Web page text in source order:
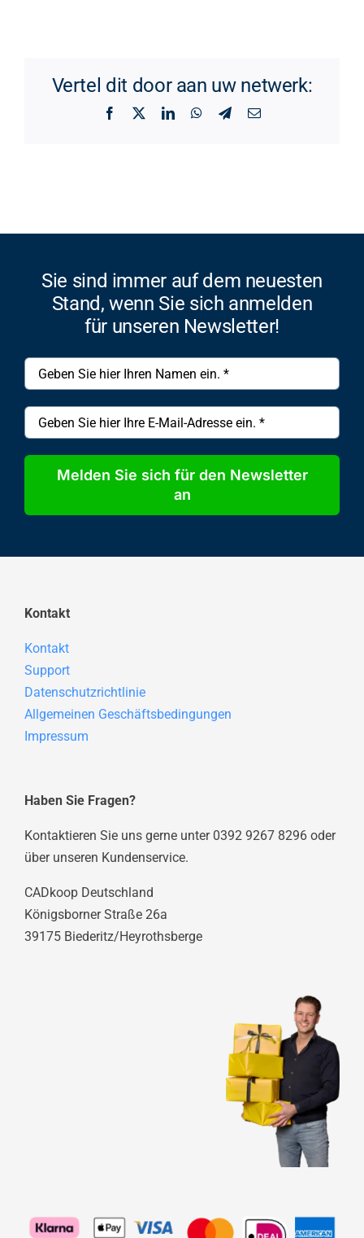
Vertel dit door aan uw netwerk:
Facebook LinkedInWhatsApp
TelegramEmail
Sie sind immer auf dem neuesten
Stand, wenn Sie sich anmelden
für unseren Newsletter!
Melden Sie sich für den Newsletter
an
Kontakt
Kontakt
Support
Datenschutzrichtlinie
Allgemeinen Geschäftsbedingungen
Impressum
Haben Sie Fragen?
Kontaktieren Sie uns gerne unter 0392 9267 8296 oder
über unseren Kundenservice.
CADkoop Deutschland
Königsborner Straße 26a
39175 Biederitz/Heyrothsberge